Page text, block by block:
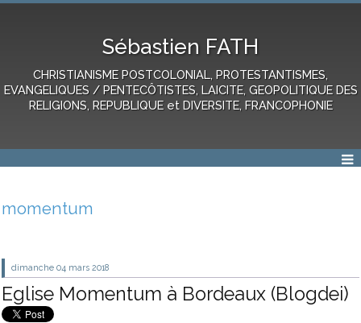
Sébastien FATH
CHRISTIANISME POSTCOLONIAL, PROTESTANTISMES,
EVANGELIQUES / PENTECÔTISTES, LAICITE, GEOPOLITIQUE DES
RELIGIONS, REPUBLIQUE et DIVERSITE, FRANCOPHONIE
momentum
dimanche 04 mars 2018
Eglise Momentum à Bordeaux (Blogdei)